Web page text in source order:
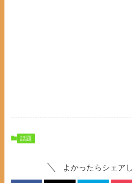
話題
よかったらシェア